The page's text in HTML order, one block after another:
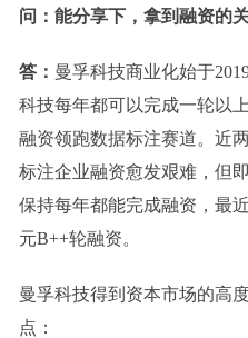
问：能分享下，拿到融资的
答： 曼孚科技商业化始于2
科技每年都可以完成一轮以
融资领跑数据标注赛道。近
标注企业融资愈发艰难，但
保持每年都能完成融资，最
元B++轮融资。
曼孚科技得到资本市场的高
点：